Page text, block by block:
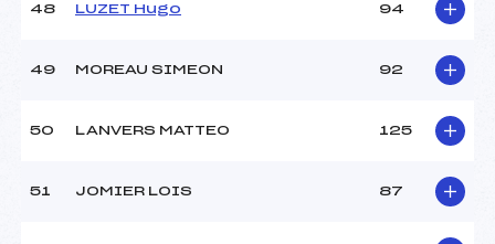
48 LUZET Hugo 94
49 MOREAU SIMEON 92
50 LANVERS MATTEO 125
51 JOMIER LOIS 87